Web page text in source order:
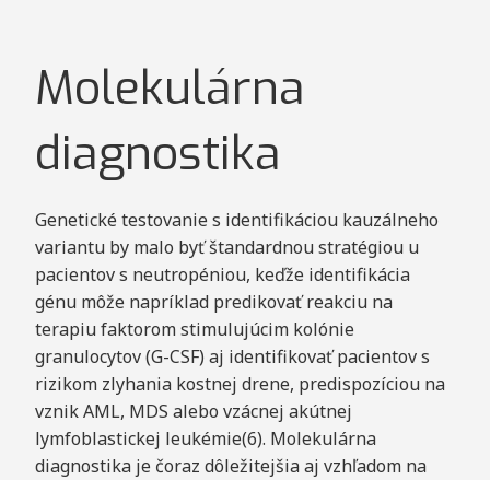
Molekulárna
diagnostika
Genetické testovanie s identifikáciou kauzálneho
variantu by malo byť štandardnou stratégiou u
pacientov s neutropéniou, keďže identifikácia
génu môže napríklad predikovať reakciu na
terapiu faktorom stimulujúcim kolónie
granulocytov (G-CSF) aj identifikovať pacientov s
rizikom zlyhania kostnej drene, predispozíciou na
vznik AML, MDS alebo vzácnej akútnej
lymfoblastickej leukémie(6). Molekulárna
diagnostika je čoraz dôležitejšia aj vzhľadom na